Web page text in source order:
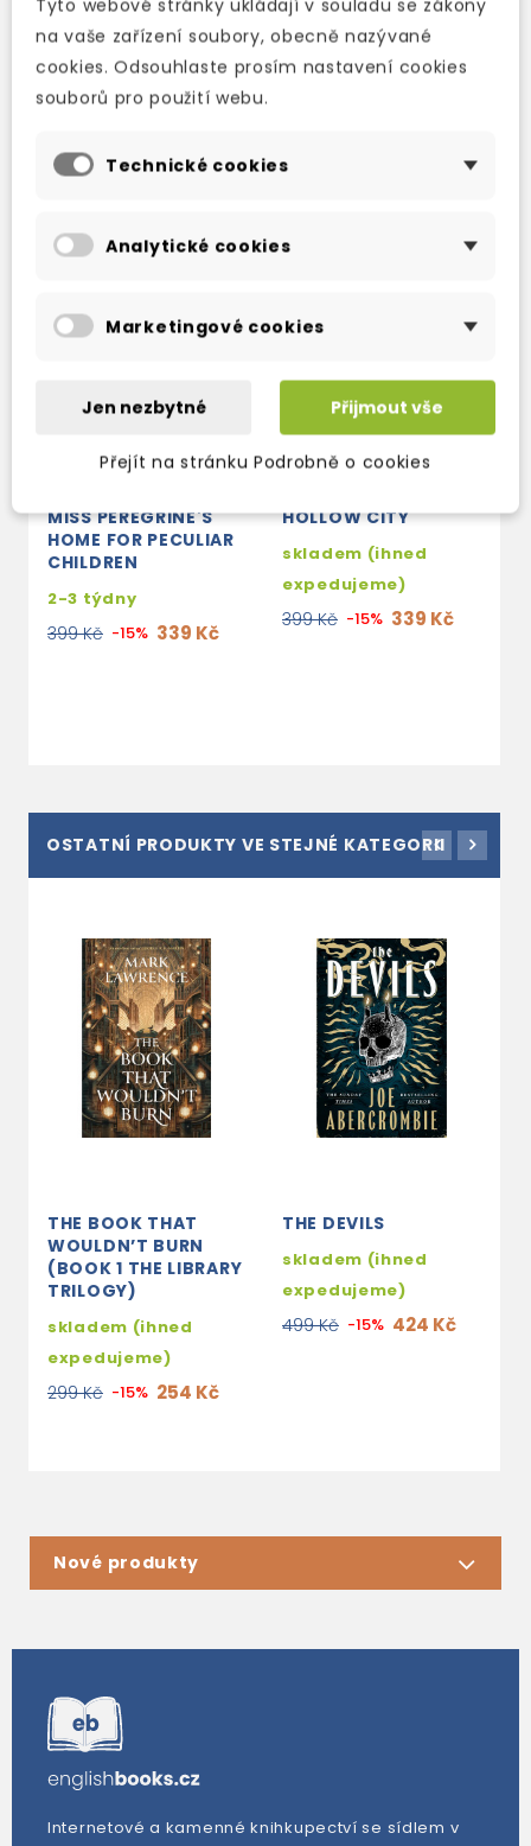
MISS PEREGRINE'S
HOME FOR PECULIAR
CHILDREN
2-3 týdny
399 Kč -15% 339 Kč
HOLLOW CITY
skladem (ihned
expedujeme)
399 Kč -15% 339 Kč
OSTATNÍ PRODUKTY VE STEJNÉ KATEGORII
THE BOOK THAT
WOULDN’T BURN
(BOOK 1 THE LIBRARY
TRILOGY)
skladem (ihned
expedujeme)
299 Kč -15% 254 Kč
THE DEVILS
skladem (ihned
expedujeme)
499 Kč -15% 424 Kč
Nové produkty
Internetové a kamenné knihkupectví se sídlem v
Tyto webové stránky ukládají v souladu se zákony
na vaše zařízení soubory, obecně nazývané
cookies. Odsouhlaste prosím nastavení cookies
souborů pro použití webu.
Technické cookies
Analytické cookies
Marketingové cookies
Jen nezbytné Přijmout vše
Přejít na stránku Podrobně o cookies